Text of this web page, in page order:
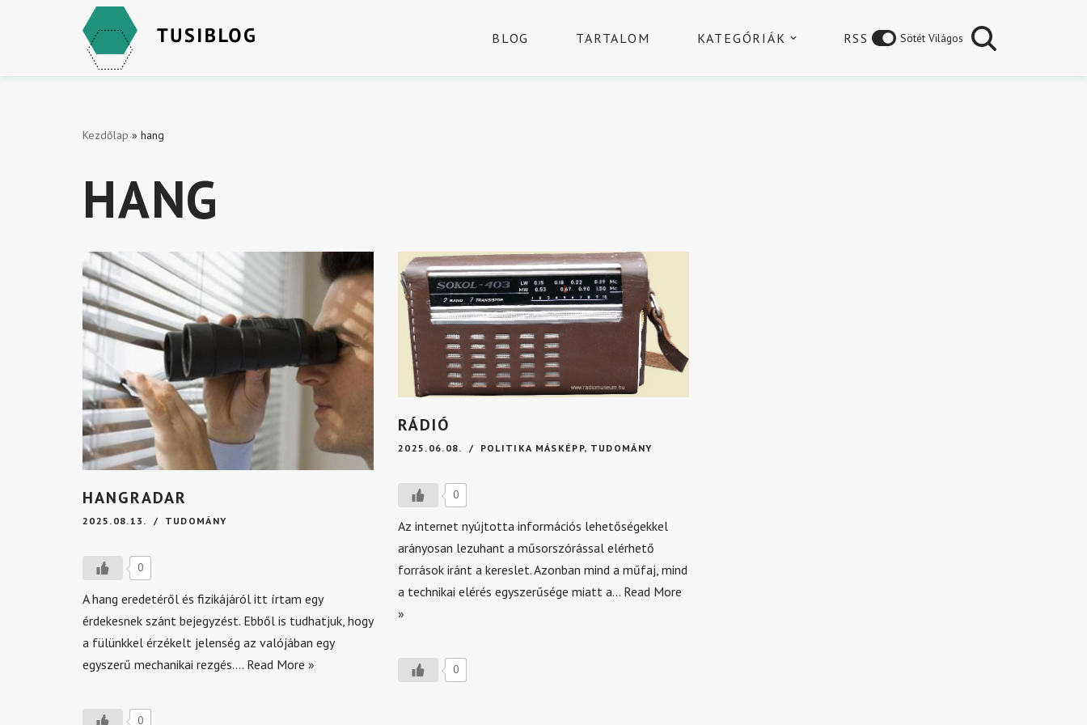
BLOG TARTALOM KATEGÓRIÁK RSS Sötét Világos
Kezdőlap » hang
HANG
HANGRADAR
2025.08.13. TUDOMÁNY
0
A hang eredetéről és fizikájáról itt írtam egy
érdekesnek szánt bejegyzést. Ebből is tudhatjuk, hogy
a fülünkkel érzékelt jelenség az valójában egy
egyszerű mechanikai rezgés.… Read More »
0
RÁDIÓ
2025.06.08. POLITIKA MÁSKÉPP, TUDOMÁNY
0
Az internet nyújtotta információs lehetőségekkel
arányosan lezuhant a műsorszórással elérhető
források iránt a kereslet. Azonban mind a műfaj, mind
a technikai elérés egyszerűsége miatt a… Read More
»
0